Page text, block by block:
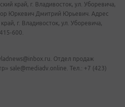
край, г. Владивосток, ул. Уборевича,
Юркевич Дмитрий Юрьевич. Адрес
г. Владивосток, ул. Уборевича,
600.
Отдел продаж
sale@mediadv.online. Тел.: +7 (423)